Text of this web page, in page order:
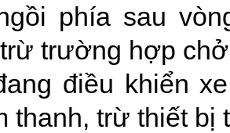
phía sau
trường hợp
điều khiển
thanh, trừ thiết bị